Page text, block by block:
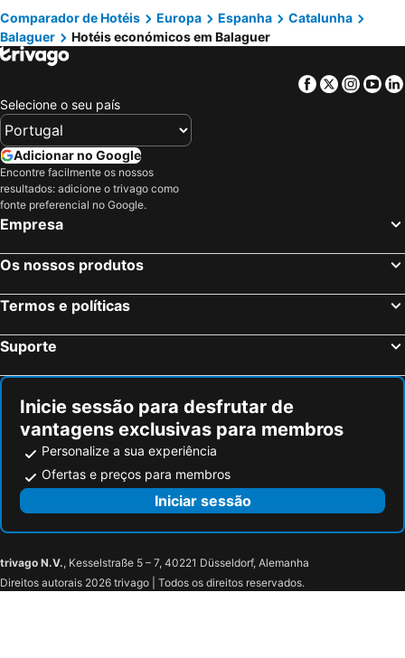
Comparador de Hotéis Europa Espanha
Catalunha
Balaguer
Hotéis económicos em Balaguer
Facebook
Twitter
Selecione o seu país
Adicionar no Google
Encontre facilmente os nossos
resultados: adicione o trivago como
fonte preferencial no Google.
Empresa
Os nossos produtos
Termos e políticas
Suporte
Inicie sessão para desfrutar de
vantagens exclusivas para membros
Personalize a sua experiência
Ofertas e preços para membros
Iniciar sessão
trivago N.V., Kesselstraße 5 – 7, 40221 Düsseldorf, Alemanha
Direitos autorais 2026 trivago | Todos os direitos reservados.